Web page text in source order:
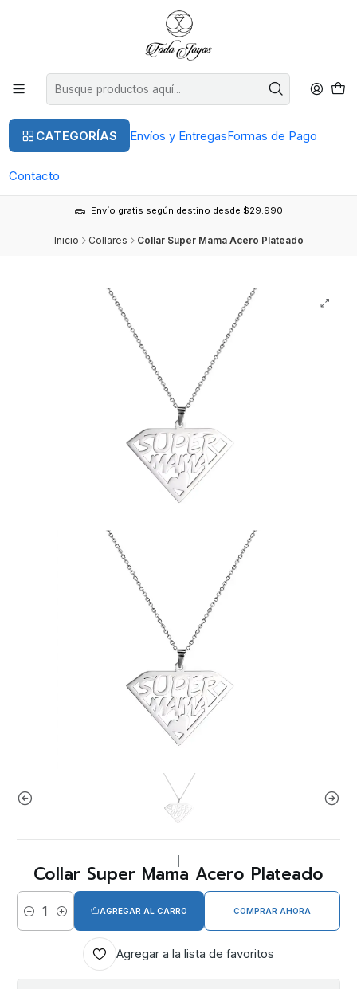
CATEGORÍAS Envíos y EntregasFormas de Pago
Contacto
Envío gratis según destino desde $29.990
Inicio Collares Collar Super Mama Acero Plateado
Collar Super Mama Acero Plateado
Cantidad
AGREGAR AL CARRO COMPRAR AHORA
Agregar a la lista de favoritos